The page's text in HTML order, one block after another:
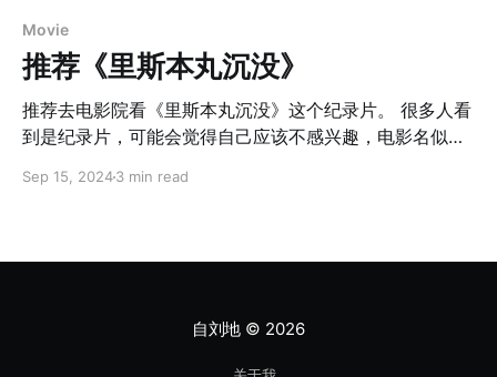
Movie
​推荐《里斯本丸沉没》
推荐去电影院看《里斯本丸沉没》这个纪录片。 很多人看
到是纪录片，可能会觉得自己应该不感兴趣，电影名似乎
了一些兴趣，看了下电影的海报和预告剪辑，其实没有觉
工程师，导演似乎肩负起了探寻这艘沉船的使命。 2014
Sep 15, 20243 min read
自刘地 © 2026